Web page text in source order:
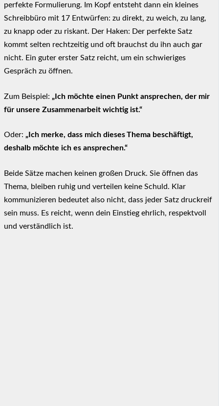
perfekte Formulierung. Im Kopf entsteht dann ein kleines
Schreibbüro mit 17 Entwürfen: zu direkt, zu weich, zu lang,
zu knapp oder zu riskant. Der Haken: Der perfekte Satz
kommt selten rechtzeitig und oft brauchst du ihn auch gar
nicht. Ein guter erster Satz reicht, um ein schwieriges
Gespräch zu öffnen.
Zum Beispiel: „Ich möchte einen Punkt ansprechen, der mir
für unsere Zusammenarbeit wichtig ist.“
Oder: „Ich merke, dass mich dieses Thema beschäftigt,
deshalb möchte ich es ansprechen.“
Beide Sätze machen keinen großen Druck. Sie öffnen das
Thema, bleiben ruhig und verteilen keine Schuld. Klar
kommunizieren bedeutet also nicht, dass jeder Satz druckreif
sein muss. Es reicht, wenn dein Einstieg ehrlich, respektvoll
und verständlich ist.